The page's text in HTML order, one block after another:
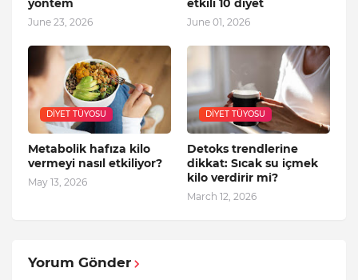
yöntem
June 23, 2026
etkili 10 diyet
June 01, 2026
DIYET TÜYOSU
Metabolik hafıza kilo
vermeyi nasıl etkiliyor?
May 13, 2026
DIYET TÜYOSU
Detoks trendlerine
dikkat: Sıcak su içmek
kilo verdirir mi?
March 12, 2026
Yorum Gönder